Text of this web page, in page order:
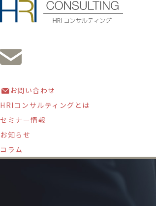
お問い合わせ
HRIコンサルティングとは
セミナー情報
お知らせ
コラム